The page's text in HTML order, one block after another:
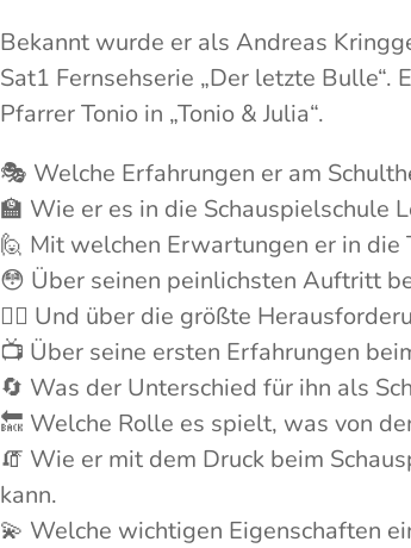
Bekannt wurde er als Andreas
Sat1 Fernsehserie „Der letzte Bulle“.
Pfarrer Tonio in „Tonio & Julia“.
🎭 Welche Erfahrungen er am
🏫 Wie er es in die Schauspielschule
🙋 Mit welchen Erwartungen er in
😳 Über seinen peinlichsten Auftritt
🏋️‍♂️ Und über die größte
📺 Über seine ersten Erfahrungen
🔄 Was der Unterschied für ihn als
🔙 Welche Rolle es spielt, was von
🧯 Wie er mit dem Druck beim
kann.
💫 Welche wichtigen Eigenschaften